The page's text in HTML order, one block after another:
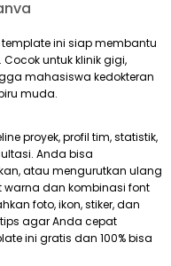
ini siap membantu
untuk klinik gigi,
mahasiswa kedokteran
muda.
proyek, profil tim, statistik,
Anda bisa
atau mengurutkan ulang
warna dan kombinasi font
foto, ikon, stiker, dan
agar Anda cepat
ini gratis dan 100% bisa